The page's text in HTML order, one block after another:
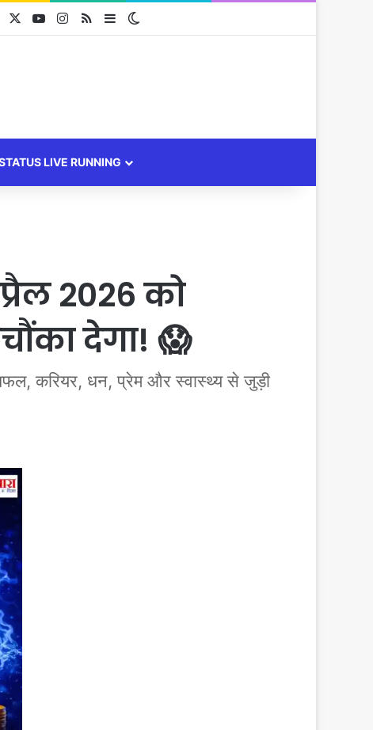
Facebook YouTubeInstagram
RSS Sidebar
LIVE RUNNING
2026 को
देगा! 😱
करियर, धन, प्रेम और स्वास्थ्य से जुड़ी